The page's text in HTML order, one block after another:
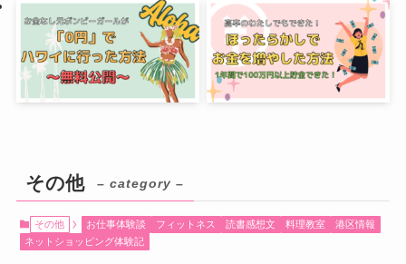
その他 – category –
その他 お仕事体験談 フィットネス 読書感想文 料理教室
港区情報
ネットショッピング体験記